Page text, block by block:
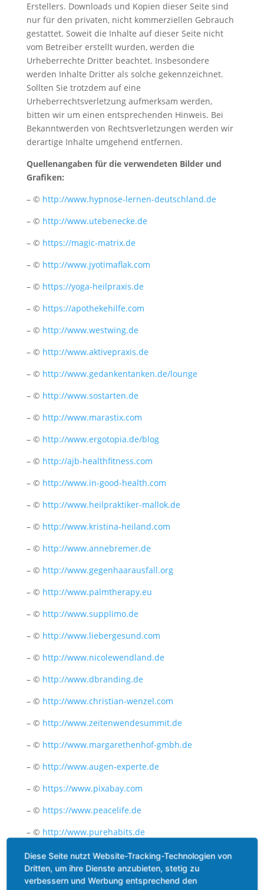
Erstellers. Downloads und Kopien dieser Seite sind
nur für den privaten, nicht kommerziellen Gebrauch
gestattet. Soweit die Inhalte auf dieser Seite nicht
vom Betreiber erstellt wurden, werden die
Urheberrechte Dritter beachtet. Insbesondere
werden Inhalte Dritter als solche gekennzeichnet.
Sollten Sie trotzdem auf eine
Urheberrechtsverletzung aufmerksam werden,
bitten wir um einen entsprechenden Hinweis. Bei
Bekanntwerden von Rechtsverletzungen werden wir
derartige Inhalte umgehend entfernen.
Quellenangaben für die verwendeten Bilder und
Grafiken:
– © http://www.hypnose-lernen-deutschland.de
– © http://www.utebenecke.de
– © https://magic-matrix.de
– © http://www.jyotimaflak.com
– © https://yoga-heilpraxis.de
– © https://apothekehilfe.com
– © http://www.westwing.de
– © http://www.aktivepraxis.de
– © http://www.gedankentanken.de/lounge
– © http://www.sostarten.de
– © http://www.marastix.com
– © http://www.ergotopia.de/blog
– © http://ajb-healthfitness.com
– © http://www.in-good-health.com
– © http://www.heilpraktiker-mallok.de
– © http://www.kristina-heiland.com
– © http://www.annebremer.de
– © http://www.gegenhaarausfall.org
– © http://www.palmtherapy.eu
– © http://www.supplimo.de
– © http://www.liebergesund.com
– © http://www.nicolewendland.de
– © http://www.dbranding.de
– © http://www.christian-wenzel.com
– © http://www.zeitenwendesummit.de
– © http://www.margarethenhof-gmbh.de
– © http://www.augen-experte.de
– © https://www.pixabay.com
– © https://www.peacelife.de
– © http://www.purehabits.de
– ©http://www.waage-hh.de
– ©http://daniela-batista-dos-santos.com
Diese Seite nutzt Website-Tracking-Technologien von
Dritten, um ihre Dienste anzubieten, stetig zu
verbessern und Werbung entsprechend den